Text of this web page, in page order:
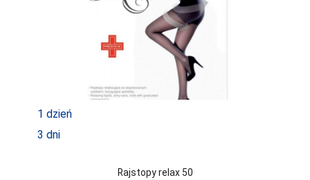
MEFEMI-
NIPPLEX
MERRIBEL
1 dzień
3 dni
Rajstopy relax 50